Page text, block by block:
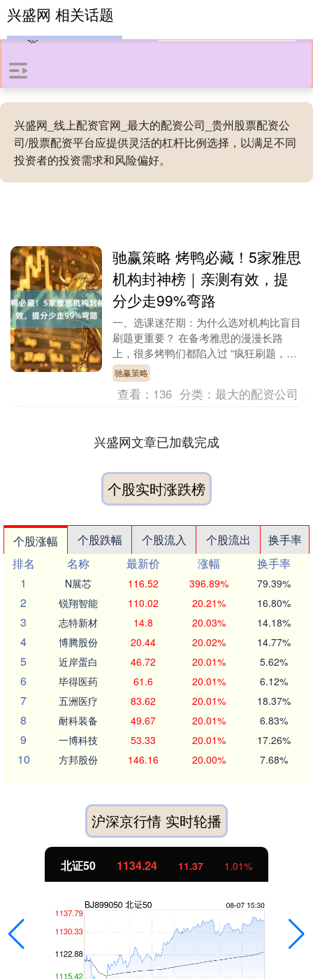
兴盛网_线上配资官网_最大的配资公司_贵州股票配资公
司/股票配资平台应提供灵活的杠杆比例选择，以满足不同
投资者的投资需求和风险偏好。
兴盛网 相关话题
驰赢策略 烤鸭必藏！5家雅思
机构封神榜｜亲测有效，提
分少走99%弯路
一、选课迷茫期：为什么选对机构比盲目
刷题更重要？ 在备考雅思的漫漫长路
上，很多烤鸭们都陷入过 “疯狂刷题，成
绩却始终不见起色” 的怪圈。我接触过不
少学员，他们备....
驰赢策略
查看： 136 分类：最大的配资公司
兴盛网文章已加载完成
个股实时涨跌榜
个股涨幅 个股跌幅 个股流入 个股流出
换手率
排名
名称 最新价 涨幅
换手率
1
N展芯 116.52 396.89% 79.39%
2 锐翔智能 110.02 20.21% 16.80%
3 志特新材 14.8 20.03% 14.18%
4 博腾股份 20.44 20.02% 14.77%
5 近岸蛋白 46.72 20.01% 5.62%
6 毕得医药 61.6 20.01% 6.12%
7 五洲医疗 83.62 20.01% 18.37%
8 耐科装备 49.67 20.01% 6.83%
9 一博科技 53.33 20.01% 17.26%
10 方邦股份 146.16 20.00% 7.68%
沪深京行情 实时轮播
北证50 1134.24 11.37 1.01%